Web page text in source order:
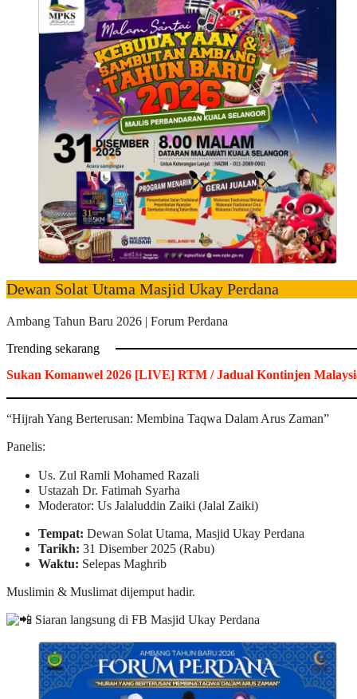
Dewan Solat Utama Masjid Ukay Perdana
Ambang Tahun Baru 2026 | Forum Perdana
Trending sekarang
Sukan Komanwel 2026 [LIVE] RTM / Jadual Kontinjen
“Hijrah Yang Berterusan: Membina Taqwa Dalam Arus Zaman”
Panelis:
Us. Zul Ramli Mohamed Razali
Ustazah Dr. Fatimah Syarha
Moderator: Us Jalaluddin Zaiki (Jalal Zaiki)
Tempat: Dewan Solat Utama, Masjid Ukay Perdana
Tarikh: 31 Disember 2025 (Rabu)
Waktu: Selepas Maghrib
Muslimin & Muslimat dijemput hadir.
Siaran langsung di FB Masjid Ukay Perdana